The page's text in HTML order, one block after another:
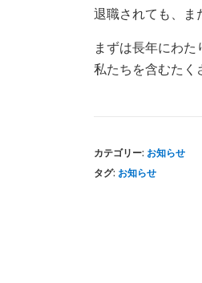
退職されても、ま
まずは長年にわた
私たちを含むたく
カテゴリー: お知らせ
タグ: お知らせ